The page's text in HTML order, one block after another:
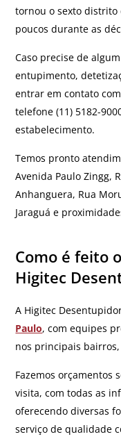
tornou o sexto distrito
poucos durante as
Caso precise de
entupimento,
entrar em contato
telefone (11) 5182-
estabelecimento.
Temos pronto
Avenida Paulo Zingg,
Anhanguera, Rua
Jaraguá e
Como é feito
Higitec
A Higitec
Paulo, com equipes
nos principais
Fazemos orçamentos
visita, com todas as
oferecendo diversas
serviço de qualidade